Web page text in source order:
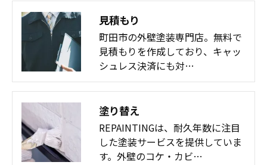
見積もり
町田市の外壁塗装専門店。無料で
見積もりを作成しており、キャッ
シュレス決済にも対…
塗り替え
REPAINTINGは、耐久年数に注目
した塗装サービスを提供していま
す。外壁のコケ・カビ…